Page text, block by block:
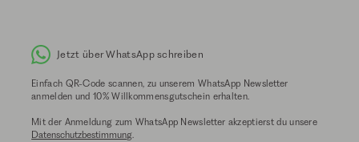
Jetzt über WhatsApp schreiben
Einfach QR-Code scannen, zu unserem WhatsApp Newsletter
anmelden und 10% Willkommensgutschein erhalten.
Mit der Anmeldung zum WhatsApp Newsletter akzeptierst du unsere
Datenschutzbestimmung.